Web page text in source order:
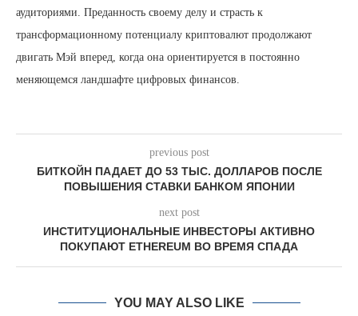
аудиториями. Преданность своему делу и страсть к
трансформационному потенциалу криптовалют продолжают
двигать Мэй вперед, когда она ориентируется в постоянно
меняющемся ландшафте цифровых финансов.
previous post
БИТКОЙН ПАДАЕТ ДО 53 ТЫС. ДОЛЛАРОВ ПОСЛЕ
ПОВЫШЕНИЯ СТАВКИ БАНКОМ ЯПОНИИ
next post
ИНСТИТУЦИОНАЛЬНЫЕ ИНВЕСТОРЫ АКТИВНО
ПОКУПАЮТ ETHEREUM ВО ВРЕМЯ СПАДА
YOU MAY ALSO LIKE